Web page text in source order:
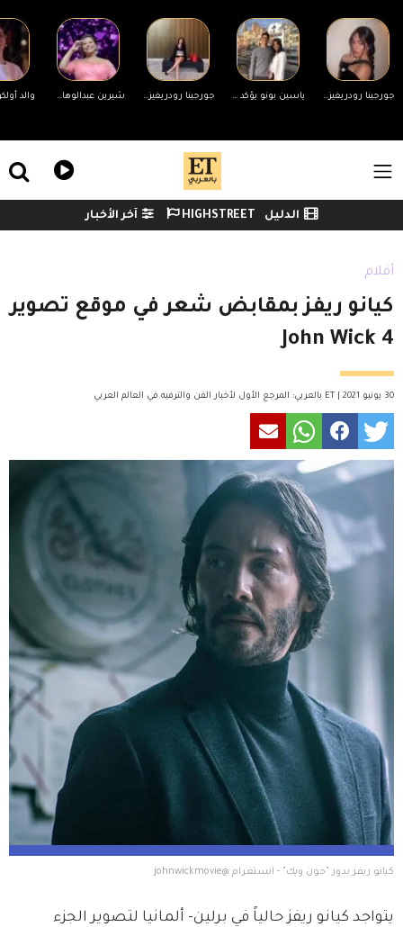
جورجينا رودريغيز ترد على التنمر بسبب جسمها.. ورونالدو يدعمها ياسين بونو يؤكد انفصاله عن زوجته لأول مرة وينهي الجدل جورجينا رودريغيز ترد على منتقدي جسمها شيرين عبدالوهاب تحضر مفاجأة لجمهورها في حفلها غدًا بالساحل الشمالي
Menu
Watch menu الدليل HIGHSTREET آخر الأخبار
أفلام
كيانو ريفز بمقابض شعر في موقع تصوير
John Wick 4
30 يونيو 2021 | ET بالعربي: المرجع الأول لأخبار الفن والترفيه في العالم العربي
كيانو ريفز بدور "جون ويك" - انستغرام @johnwickmovie
يتواجد كيانو ريفز حالياً في برلين- ألمانيا لتصوير الجزء